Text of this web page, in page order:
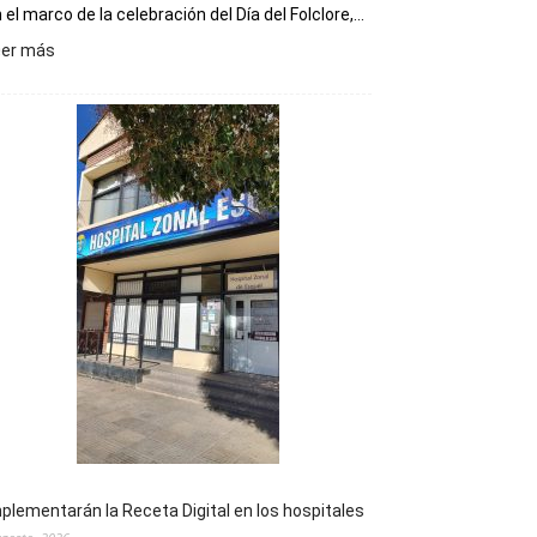
el marco de la celebración del Día del Folclore,...
más
nueva
edición
Peña
Folclórica
Municipal
por
Día
Folclore
la Receta Digital en los hospitales